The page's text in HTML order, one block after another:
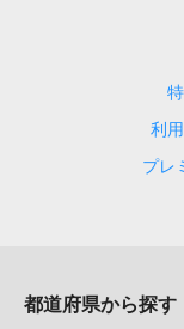
利
プレ
都道府県から探す